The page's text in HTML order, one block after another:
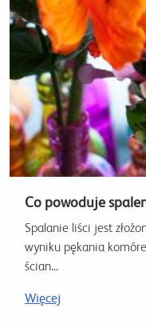
Co powoduje
Spalanie liści jest
wyniku pękania
ścian...
Więcej